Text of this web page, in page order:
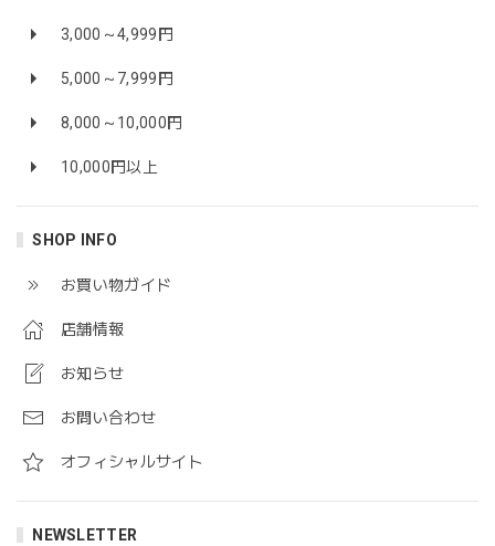
3,000～4,999円
5,000～7,999円
8,000～10,000円
10,000円以上
SHOP INFO
お買い物ガイド
店舗情報
お知らせ
お問い合わせ
オフィシャルサイト
NEWSLETTER